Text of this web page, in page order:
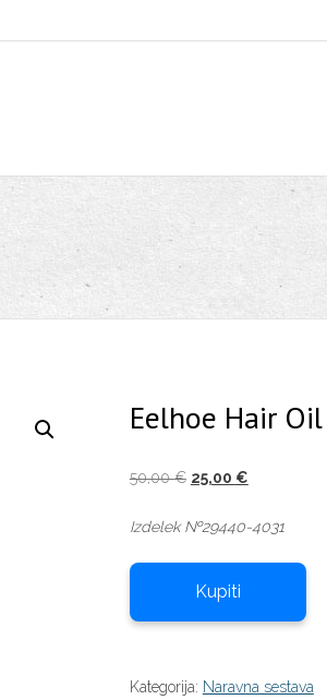
Eelhoe Hair Oil
50,00€ Izvirna
je
bila:
50,00 €.
25,00 €Trenutna
je:
25,00 €.
Izdelek №29440-4031
Kupiti
Kategorija: Naravna sestava